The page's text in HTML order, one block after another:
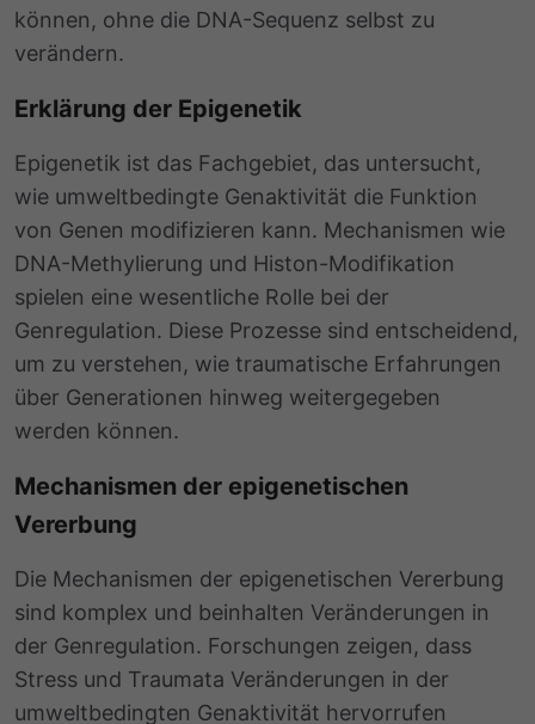
können, ohne die DNA-Sequenz selbst zu
verändern.
Erklärung der Epigenetik
Epigenetik ist das Fachgebiet, das untersucht,
wie umweltbedingte Genaktivität die Funktion
von Genen modifizieren kann. Mechanismen wie
DNA-Methylierung und Histon-Modifikation
spielen eine wesentliche Rolle bei der
Genregulation. Diese Prozesse sind entscheidend,
um zu verstehen, wie traumatische Erfahrungen
über Generationen hinweg weitergegeben
werden können.
Mechanismen der epigenetischen
Vererbung
Die Mechanismen der epigenetischen Vererbung
sind komplex und beinhalten Veränderungen in
der Genregulation. Forschungen zeigen, dass
Stress und Traumata Veränderungen in der
umweltbedingten Genaktivität hervorrufen